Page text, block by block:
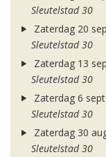
Sleutelstad 30
Zaterdag 20
Sleutelstad 30
Zaterdag 13
Sleutelstad 30
Zaterdag 6
Sleutelstad 30
Zaterdag 30
Sleutelstad 30